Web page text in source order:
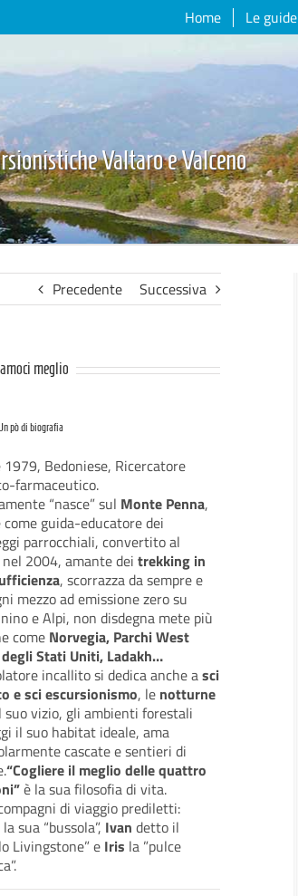
Home Le guide
Valtaro e Valceno
Precedente Successiva
meglio
pò di biografia
1979, Bedoniese, Ricercatore
farmaceutico.
“nasce” sul Monte Penna,
come guida-educatore dei
parrocchiali, convertito al
2004, amante dei trekking in
, scorrazza da sempre e
mezzo ad emissione zero su
e Alpi, non disdegna mete più
come Norvegia, Parchi West
Stati Uniti, Ladakh…
incallito si dedica anche asci
e sci escursionismo, le notturne
suo vizio, gli ambienti forestali
il suo habitat ideale, ama
cascate e sentieri di
“Cogliere il meglio delle quattro
è la sua filosofia di vita.
di viaggio prediletti:
la sua “bussola”, Ivan detto il
Livingstone” e Iris la ”pulce